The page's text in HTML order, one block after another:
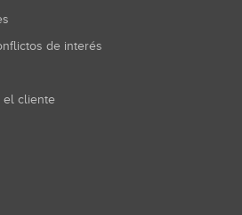
de interés
el cliente